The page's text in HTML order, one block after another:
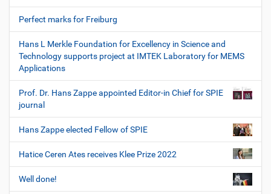
Perfect marks for Freiburg
Hans L Merkle Foundation for Excellency in Science and
Technology supports project at IMTEK Laboratory for MEMS
Applications
Prof. Dr. Hans Zappe appointed Editor-in Chief for SPIE
journal
Hans Zappe elected Fellow of SPIE
Hatice Ceren Ates receives Klee Prize 2022
Well done!